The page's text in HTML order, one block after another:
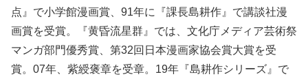
点』で小学館漫画賞、91年に『課長島耕作』で講談社漫
画賞を受賞。『黄昏流星群』では、文化庁メディア芸術祭
マンガ部門優秀賞、第32回日本漫画家協会賞大賞を受
賞。07年、紫綬褒章を受章。19年『島耕作シリーズ』で